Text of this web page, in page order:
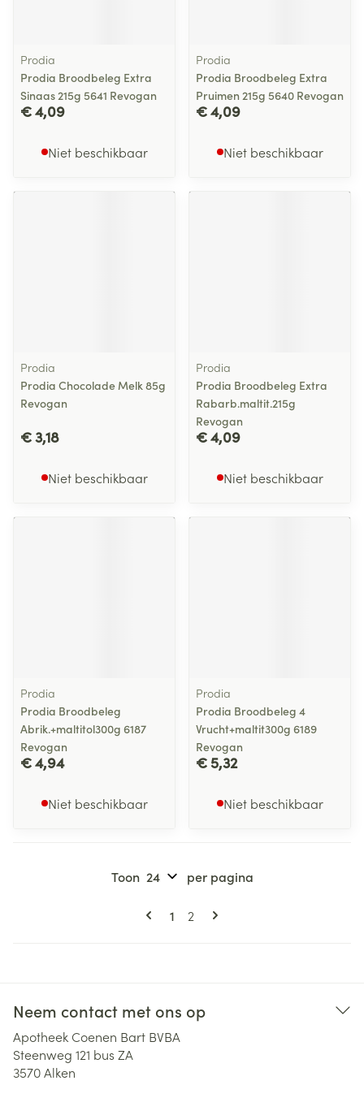
Prodia
Prodia Broodbeleg Extra
Sinaas 215g 5641 Revogan
€ 4,09
Niet beschikbaar
Prodia
Prodia Broodbeleg Extra
Pruimen 215g 5640 Revogan
€ 4,09
Niet beschikbaar
Prodia
Prodia Chocolade Melk 85g
Revogan
€ 3,18
Niet beschikbaar
Prodia
Prodia Broodbeleg Extra
Rabarb.maltit.215g
Revogan
€ 4,09
Niet beschikbaar
Prodia
Prodia Broodbeleg
Abrik.+maltitol300g 6187
Revogan
€ 4,94
Niet beschikbaar
Prodia
Prodia Broodbeleg 4
Vrucht+maltit300g 6189
Revogan
€ 5,32
Niet beschikbaar
Pagina's
U lees momenteel pagina
1 Pagina
2
Toon per pagina
Neem contact met ons op
Apotheek Coenen Bart BVBA
Steenweg 121 bus ZA
3570Alken